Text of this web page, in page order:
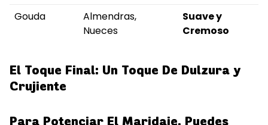
Gouda
Almendras,
Nueces
Suave y
Cremoso
El Toque Final: Un Toque De Dulzura y
Crujiente
Para Potenciar El Maridaje, Puedes